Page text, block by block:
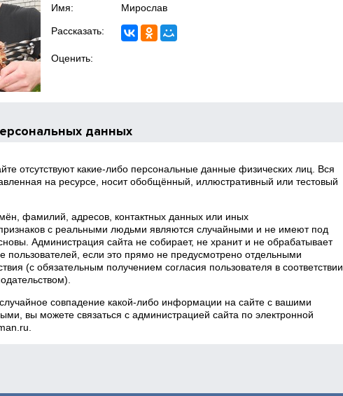
Имя: Мирослав
Рассказать:
Оценить:
данных
отсутствуют какие‑либо персональные данные физических лиц. Вся
на ресурсе, носит обобщённый, иллюстративный или тестовый
фамилий, адресов, контактных данных или иных
с реальными людьми являются случайными и не имеют под
Администрация сайта не собирает, не хранит и не обрабатывает
пользователей, если это прямо не предусмотрено отдельными
(с обязательным получением согласия пользователя в соответствии
совпадение какой‑либо информации на сайте с вашими
вы можете связаться с администрацией сайта по электронной